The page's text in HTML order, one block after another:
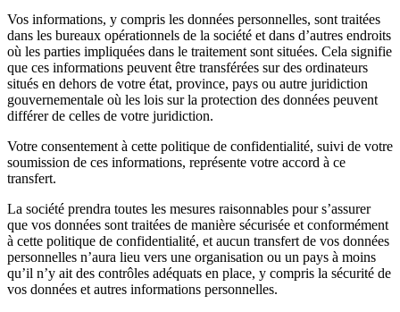
Vos informations, y compris les données personnelles, sont traitées
dans les bureaux opérationnels de la société et dans d’autres endroits
où les parties impliquées dans le traitement sont situées. Cela signifie
que ces informations peuvent être transférées sur des ordinateurs
situés en dehors de votre état, province, pays ou autre juridiction
gouvernementale où les lois sur la protection des données peuvent
différer de celles de votre juridiction.
Votre consentement à cette politique de confidentialité, suivi de votre
soumission de ces informations, représente votre accord à ce
transfert.
La société prendra toutes les mesures raisonnables pour s’assurer
que vos données sont traitées de manière sécurisée et conformément
à cette politique de confidentialité, et aucun transfert de vos données
personnelles n’aura lieu vers une organisation ou un pays à moins
qu’il n’y ait des contrôles adéquats en place, y compris la sécurité de
vos données et autres informations personnelles.